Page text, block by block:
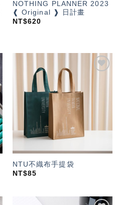
NOTHING PLANNER 2023
❰ Original ❱ 日計畫
NT$620
NTU不織布手提袋
NT$85